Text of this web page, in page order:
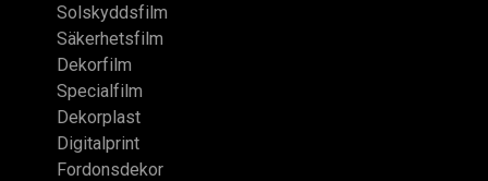
Solskyddsfilm
Säkerhetsfilm
Dekorfilm
Specialfilm
Dekorplast
Digitalprint
Fordonsdekor